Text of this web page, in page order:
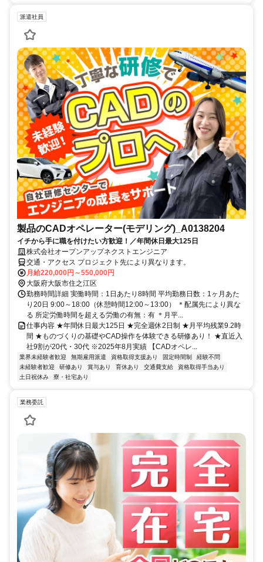
派遣社員
製品のCADオペレーター(モデリング)_A0138204
イチから手に職を付けたい方歓迎！／年間休日最大125日
株式会社オープンアップネクストエンジニア
交通・アクセス プロジェクト先により異なります。
月給220,000円～550,000円
大阪府大阪市住之江区
勤務時間詳細 実働時間：1日あたり8時間 平均勤務日数：1ヶ月あた
り20日 9:00～18:00（休憩時間12:00～13:00） ＊配属先により異な
る 所定労働時間を超える労働の有無：有 ＊月平...
仕事内容 ★年間休日最大125日 ★完全週休2日制 ★月平均残業9.2時
間 ★ものづくりの基礎やCAD操作を体験できる研修あり！ ★直近入
社9割が20代・30代 ※2025年8月実績 【CADオペレ...
業界未経験者歓迎 無期雇用派遣 資格取得支援あり 固定時間制
経験不問
未経験者歓迎
研修あり 賞与あり 育休あり 交通費支給
資格取得手当あり
土日祝休み
寮・社宅あり
業務委託